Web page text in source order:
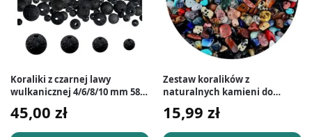
Koraliki z czarnej lawy
wulkanicznej 4/6/8/10 mm 580
45,00 zł
Zestaw koralików z
naturalnych kamieni do
robienia biżuterii 5-8 mm 200
szt.
15,99 zł